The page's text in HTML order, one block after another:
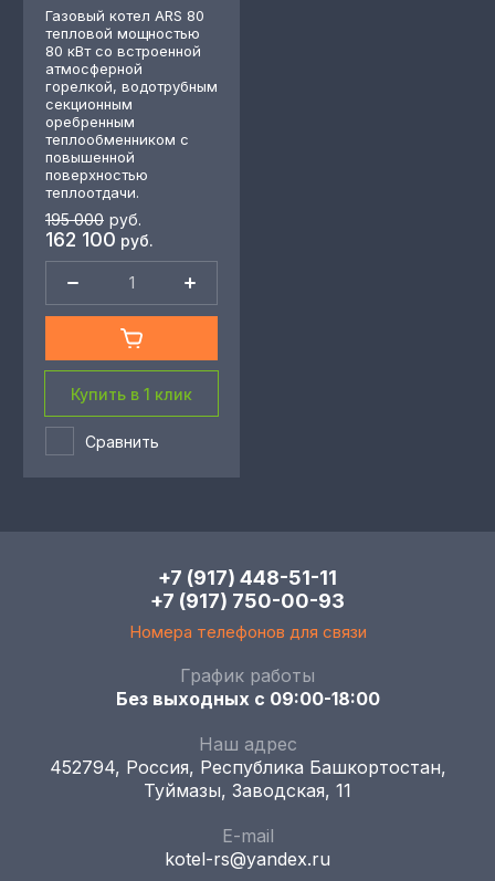
Газовый котел ARS 80
тепловой мощностью
80 кВт со встроенной
атмосферной
горелкой, водотрубным
секционным
оребренным
теплообменником с
повышенной
поверхностью
теплоотдачи.
195 000 руб.
162 100 руб.
Купить в 1 клик
Сравнить
+7 (917) 448-51-11
+7 (917) 750-00-93
Номера телефонов для связи
График работы
Без выходных с 09:00-18:00
Наш адрес
452794, Россия, Республика Башкортостан,
Туймазы, Заводская, 11
E-mail
kotel-rs@yandex.ru